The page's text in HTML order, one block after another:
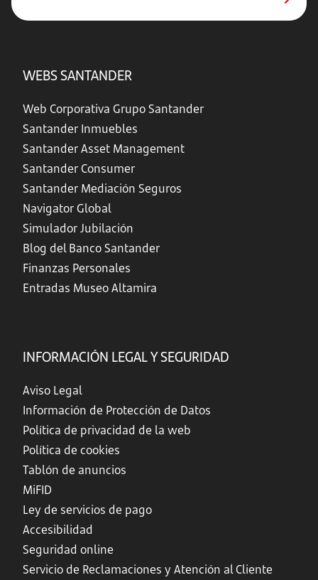
WEBS SANTANDER
Web Corporativa Grupo Santander
Santander Inmuebles
Santander Asset Management
Santander Consumer
Santander Mediación Seguros
Navigator Global
Simulador Jubilación
Blog del Banco Santander
Finanzas Personales
Entradas Museo Altamira
INFORMACIÓN LEGAL Y SEGURIDAD
Aviso Legal
Información de Protección de Datos
Política de privacidad de la web
Política de cookies
Tablón de anuncios
MiFID
Ley de servicios de pago
Accesibilidad
Seguridad online
Servicio de Reclamaciones y Atención al Cliente